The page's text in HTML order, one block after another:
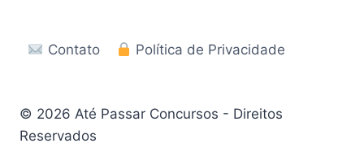
COMPLETA
Contato Política de Privacidade
© 2026 Até Passar Concursos - Direitos
Reservados